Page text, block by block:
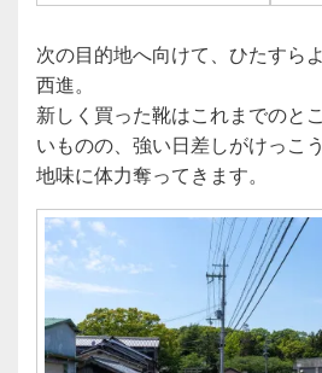
次の目的地へ向けて、ひたすら
西進。
新しく買った靴はこれまでのと
いものの、強い日差しがけっこ
地味に体力奪ってきます。